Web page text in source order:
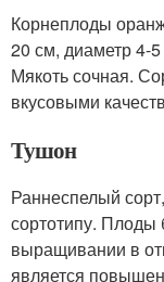
Корнеплоды
20 см, диаметр 4-
Мякоть сочная.
вкусовыми
Тушон
Раннеспелый
сортотипу. Плоды
выращивании в
является